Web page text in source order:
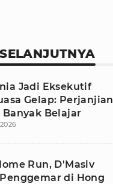
Jadi Eksekutif
Gelap: Perjanjian
Banyak Belajar
Run, D'Masiv
di Hong